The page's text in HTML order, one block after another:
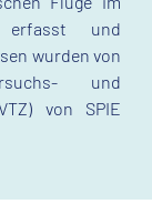
und
wurden von
und
von SPIE